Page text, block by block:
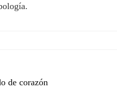
de corazón